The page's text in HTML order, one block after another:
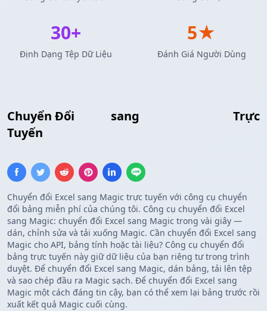
Chuyển Đổi sang
Trực
Tuyến
Chuyển đổi Excel sang Magic trực tuyến với công cụ chuyển
đổi bảng miễn phí của chúng tôi. Công cụ chuyển đổi Excel
sang Magic: chuyển đổi Excel sang Magic trong vài giây —
dán, chỉnh sửa và tải xuống Magic. Cần chuyển đổi Excel sang
Magic cho API, bảng tính hoặc tài liệu? Công cụ chuyển đổi
bảng trực tuyến này giữ dữ liệu của bạn riêng tư trong trình
duyệt. Để chuyển đổi Excel sang Magic, dán bảng, tải lên tệp
và sao chép đầu ra Magic sạch. Để chuyển đổi Excel sang
Magic một cách đáng tin cậy, bạn có thể xem lại bảng trước rồi
xuất kết quả Magic cuối cùng.
30+
Định Dạng Tệp Dữ Liệu
5★
Đánh Giá Người Dùng